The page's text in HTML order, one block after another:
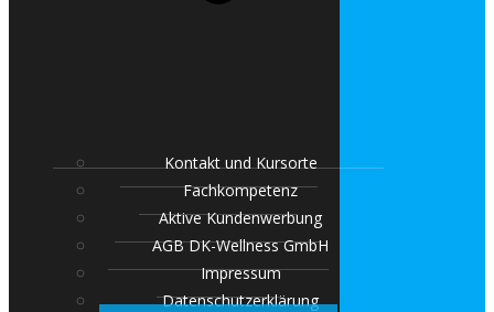
Kontakt und Kursorte
Fachkompetenz
Aktive Kundenwerbung
AGB DK-Wellness GmbH
Impressum
Datenschutzerklärung